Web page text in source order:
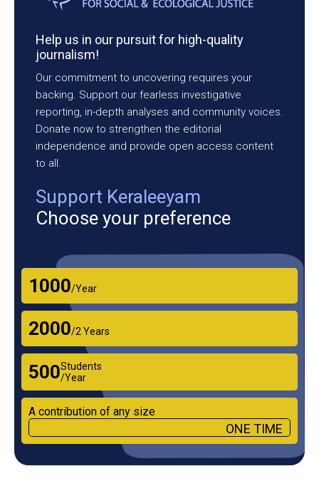
Help us in our pursuit for high-quality
journalism!
Our commitment to uncovering requires your
backing. Support our fearless investigative
reporting, in-depth analyses and community voices.
Donate now to strengthen the editorial
independence and provide open access content
to all.
Support Keraleeyam
Choose your preference
₹1000/Year
₹2000/2 Years
₹500Students
/Year
A contribution of any size
ONE TIME